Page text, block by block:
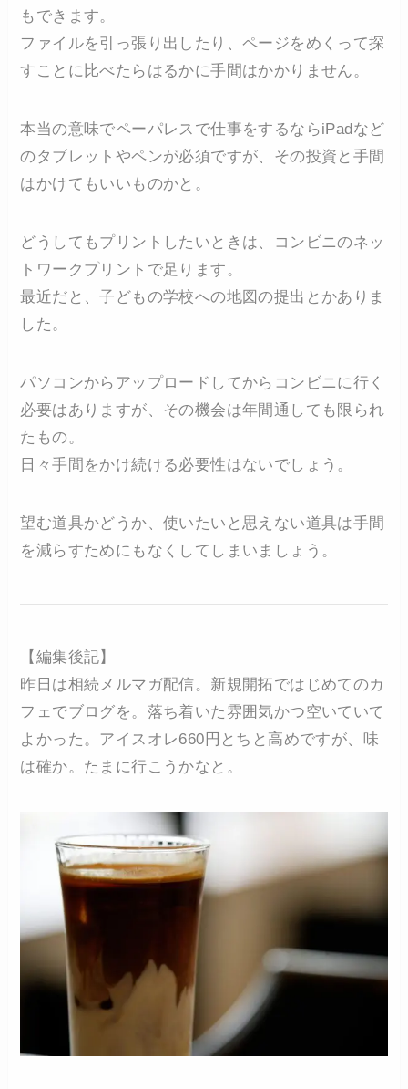
もできます。
ファイルを引っ張り出したり、ページをめくって探
すことに比べたらはるかに手間はかかりません。
本当の意味でペーパレスで仕事をするならiPadなど
のタブレットやペンが必須ですが、その投資と手間
はかけてもいいものかと。
どうしてもプリントしたいときは、コンビニのネッ
トワークプリントで足ります。
最近だと、子どもの学校への地図の提出とかありま
した。
パソコンからアップロードしてからコンビニに行く
必要はありますが、その機会は年間通しても限られ
たもの。
日々手間をかけ続ける必要性はないでしょう。
望む道具かどうか、使いたいと思えない道具は手間
を減らすためにもなくしてしまいましょう。
【編集後記】
昨日は相続メルマガ配信。新規開拓ではじめてのカ
フェでブログを。落ち着いた雰囲気かつ空いていて
よかった。アイスオレ660円とちと高めですが、味
は確か。たまに行こうかなと。